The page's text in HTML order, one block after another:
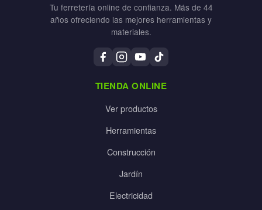
Tu ferretería online de confianza. Más de 44
años ofreciendo las mejores herramientas y
materiales.
TIENDA ONLINE
Ver productos
Herramientas
Construcción
Jardín
Electricidad